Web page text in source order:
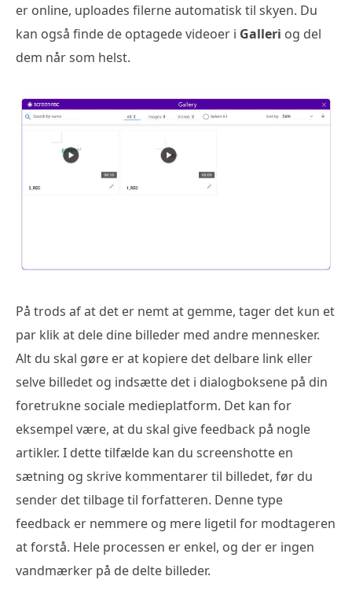
er online, uploades filerne automatisk til skyen. Du
kan også finde de optagede videoer i Galleri og del
dem når som helst.
På trods af at det er nemt at gemme, tager det kun et
par klik at dele dine billeder med andre mennesker.
Alt du skal gøre er at kopiere det delbare link eller
selve billedet og indsætte det i dialogboksene på din
foretrukne sociale medieplatform. Det kan for
eksempel være, at du skal give feedback på nogle
artikler. I dette tilfælde kan du screenshotte en
sætning og skrive kommentarer til billedet, før du
sender det tilbage til forfatteren. Denne type
feedback er nemmere og mere ligetil for modtageren
at forstå. Hele processen er enkel, og der er ingen
vandmærker på de delte billeder.